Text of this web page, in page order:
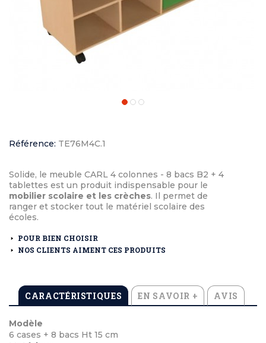
Référence: TE76M4C.1
Solide, le meuble CARL 4 colonnes - 8 bacs B2 + 4
tablettes est un produit indispensable pour le
mobilier scolaire et les crèches. Il permet de
ranger et stocker tout le matériel scolaire des
écoles.
POUR BIEN CHOISIR
NOS CLIENTS AIMENT CES PRODUITS
CARACTÉRISTIQUES EN SAVOIR + AVIS
Modèle
6 cases + 8 bacs Ht 15 cm